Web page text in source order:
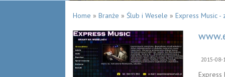
Home » Branże » Ślub i Wesele » Express Music -
2015-08-
Express